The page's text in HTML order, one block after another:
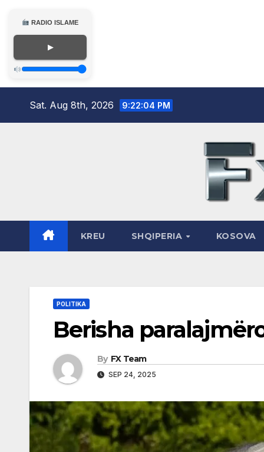
RADIO ISLAME
▶
Sat. Aug 8th, 2026 9:22:05 PM
KREU SHQIPERIA KOSOVA
POLITIKA
Berisha
By FX Team
SEP 24, 2025